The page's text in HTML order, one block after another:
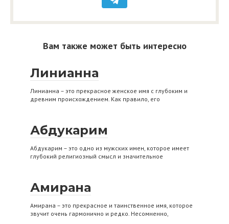
Вам также может быть интересно
Линианна
Линианна – это прекрасное женское имя с глубоким и
древним происхождением. Как правило, его
Абдукарим
Абдукарим – это одно из мужских имен, которое имеет
глубокий религиозный смысл и значительное
Амирана
Амирана – это прекрасное и таинственное имя, которое
звучит очень гармонично и редко. Несомненно,